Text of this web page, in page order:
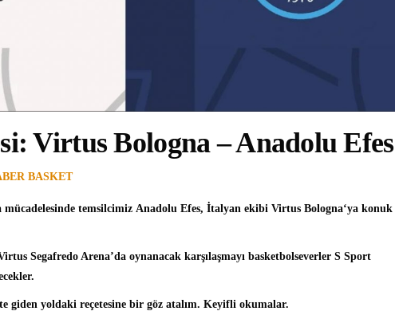
Virtus Bologna – Anadolu Efes
BASKET
mücadelesinde temsilcimiz Anadolu Efes, İtalyan ekibi Virtus Bologna‘ya konuk
Segafredo Arena’da oynanacak karşılaşmayı basketbolseverler S Sport
giden yoldaki reçetesine bir göz atalım. Keyifli okumalar.